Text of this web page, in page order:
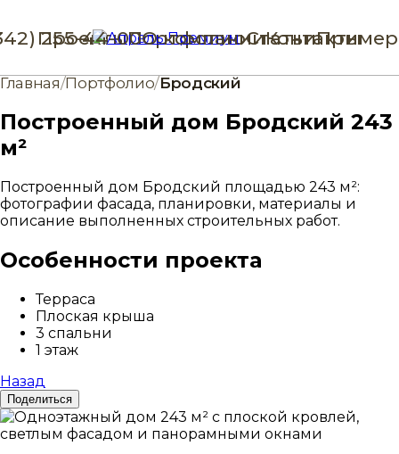
ПроектыПортфолиоСтатьиПример
255-44-00О компанииКонтакты
Главная/Портфолио/Бродский
Построенный дом Бродский 243
м²
Построенный дом Бродский площадью 243 м²:
фотографии фасада, планировки, материалы и
описание выполненных строительных работ.
Особенности проекта
Терраса
Плоская крыша
3 спальни
1 этаж
Назад
Поделиться